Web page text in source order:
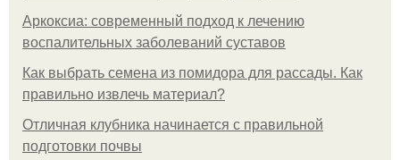
Аркоксиа: современный подход к лечению
воспалительных заболеваний суставов
Как выбрать семена из помидора для рассады. Как
правильно извлечь материал?
Отличная клубника начинается с правильной
подготовки почвы